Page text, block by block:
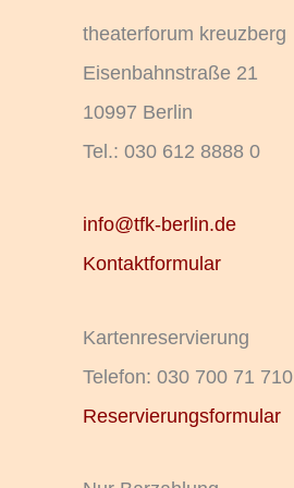
theaterforum kreuzberg
Eisenbahnstraße 21
10997 Berlin
Tel.: 030 612 8888 0
info@tfk-berlin.de
Kontaktformular
Kartenreservierung
Telefon: 030 700 71 710
Reservierungsformular